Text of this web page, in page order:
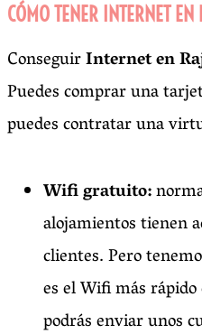
CÓMO TENER INTERNET
ConseguirInternet en
Puedes comprar una
puedes contratar una
Wifi gratuito:
alojamientos tienen
clientes. Pero
es el Wifi más
podrás enviar unos